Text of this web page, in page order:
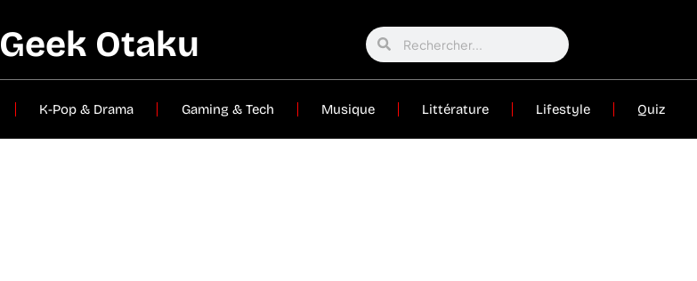
Geek Otaku
K-Pop & Drama Gaming & Tech Musique Littérature Lifestyle Quiz